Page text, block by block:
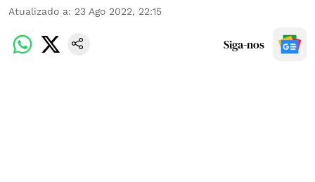
Atualizado a: 23 Ago 2022, 22:15
Siga-nos